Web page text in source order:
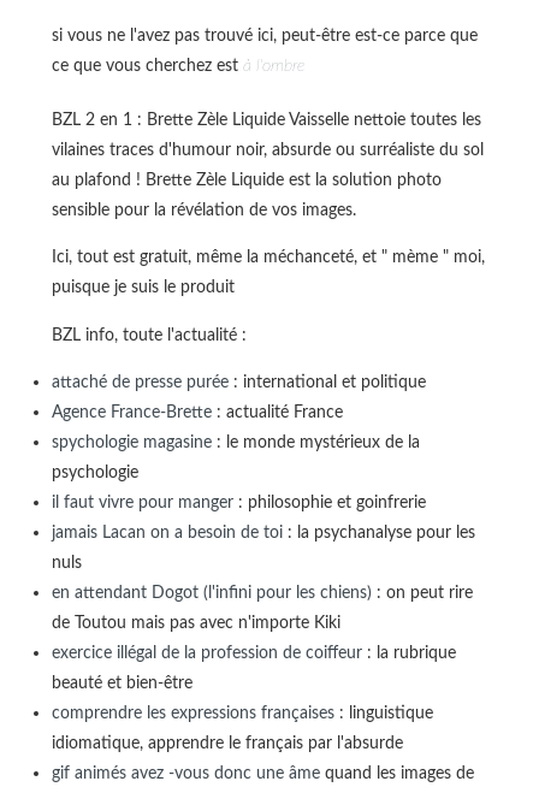
si vous ne l'avez pas trouvé ici, peut-être est-ce parce que
ce que vous cherchez est à l'ombre
BZL 2 en 1 : Brette Zèle Liquide Vaisselle nettoie toutes les
vilaines traces d'humour noir, absurde ou surréaliste du sol
au plafond ! Brette Zèle Liquide est la solution photo
sensible pour la révélation de vos images.
Ici, tout est gratuit, même la méchanceté, et " mème " moi,
puisque je suis le produit
BZL info, toute l'actualité :
attaché de presse purée: international et politique
Agence France-Brette: actualité France
spychologie magasine: le monde mystérieux de la
psychologie
il faut vivre pour manger: philosophie et goinfrerie
jamais Lacan on a besoin de toi: la psychanalyse pour les
nuls
en attendant Dogot (l'infini pour les chiens): on peut rire
de Toutou mais pas avec n'importe Kiki
exercice illégal de la profession de coiffeur: la rubrique
beauté et bien-être
comprendre les expressions françaises: linguistique
idiomatique, apprendre le français par l'absurde
gif animés avez -vous donc une âmequand les images de